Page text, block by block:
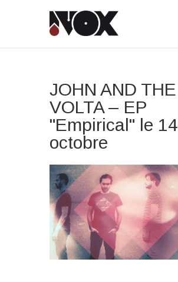
JOHN AND THE
VOLTA – EP
"Empirical" le 14
octobre